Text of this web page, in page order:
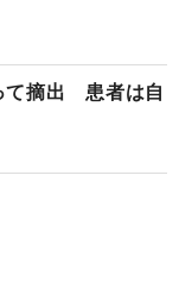
て摘出 患者は自